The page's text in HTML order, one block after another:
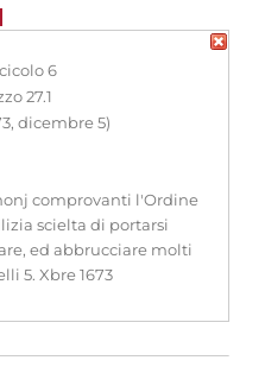
6
27.1
dicembre 5)
comprovanti l'Ordine
scielta di portarsi
ed abbrucciare molti
5. Xbre 1673